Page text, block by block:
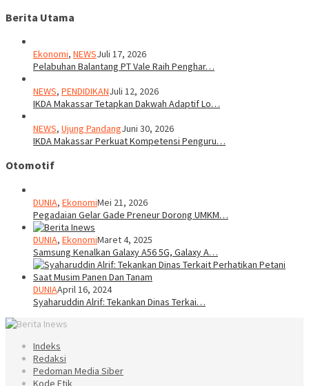
Berita Utama
Ekonomi, NEWSJuli 17, 2026
Pelabuhan Balantang PT Vale Raih Penghar…
NEWS, PENDIDIKANJuli 12, 2026
IKDA Makassar Tetapkan Dakwah Adaptif Lo…
NEWS, Ujung PandangJuni 30, 2026
IKDA Makassar Perkuat Kompetensi Penguru…
Otomotif
DUNIA, EkonomiMei 21, 2026
Pegadaian Gelar Gade Preneur Dorong UMKM…
DUNIA, EkonomiMaret 4, 2025
Samsung Kenalkan Galaxy A56 5G, Galaxy A…
DUNIAApril 16, 2024
Syaharuddin Alrif: Tekankan Dinas Terkai…
Indeks
Redaksi
Pedoman Media Siber
Kode Etik